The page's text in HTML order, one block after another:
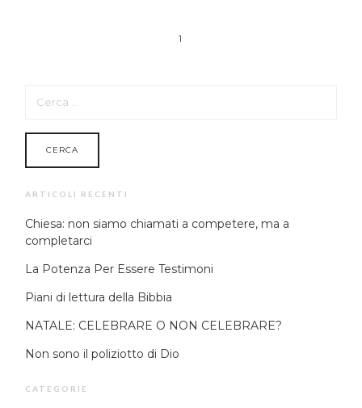
1
PER:
ARTICOLI RECENTI
Chiesa: non siamo chiamati a competere, ma a
completarci
La Potenza Per Essere Testimoni
Piani di lettura della Bibbia
NATALE: CELEBRARE O NON CELEBRARE?
Non sono il poliziotto di Dio
CATEGORIE